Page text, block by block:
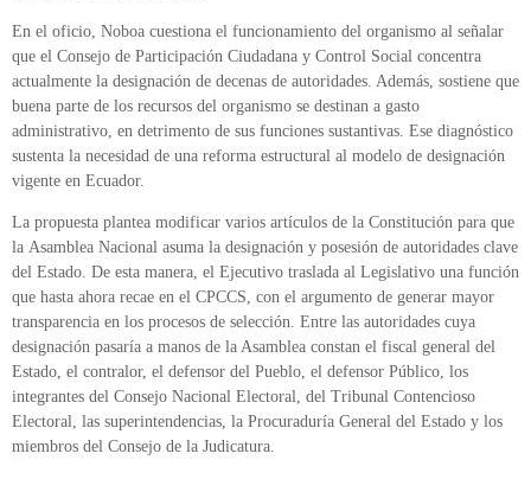
En el oficio, Noboa cuestiona el funcionamiento del organismo al señalar
que el Consejo de Participación Ciudadana y Control Social concentra
actualmente la designación de decenas de autoridades. Además, sostiene que
buena parte de los recursos del organismo se destinan a gasto
administrativo, en detrimento de sus funciones sustantivas. Ese diagnóstico
sustenta la necesidad de una reforma estructural al modelo de designación
vigente en Ecuador.
La propuesta plantea modificar varios artículos de la Constitución para que
la Asamblea Nacional asuma la designación y posesión de autoridades clave
del Estado. De esta manera, el Ejecutivo traslada al Legislativo una función
que hasta ahora recae en el CPCCS, con el argumento de generar mayor
transparencia en los procesos de selección. Entre las autoridades cuya
designación pasaría a manos de la Asamblea constan el fiscal general del
Estado, el contralor, el defensor del Pueblo, el defensor Público, los
integrantes del Consejo Nacional Electoral, del Tribunal Contencioso
Electoral, las superintendencias, la Procuraduría General del Estado y los
miembros del Consejo de la Judicatura.